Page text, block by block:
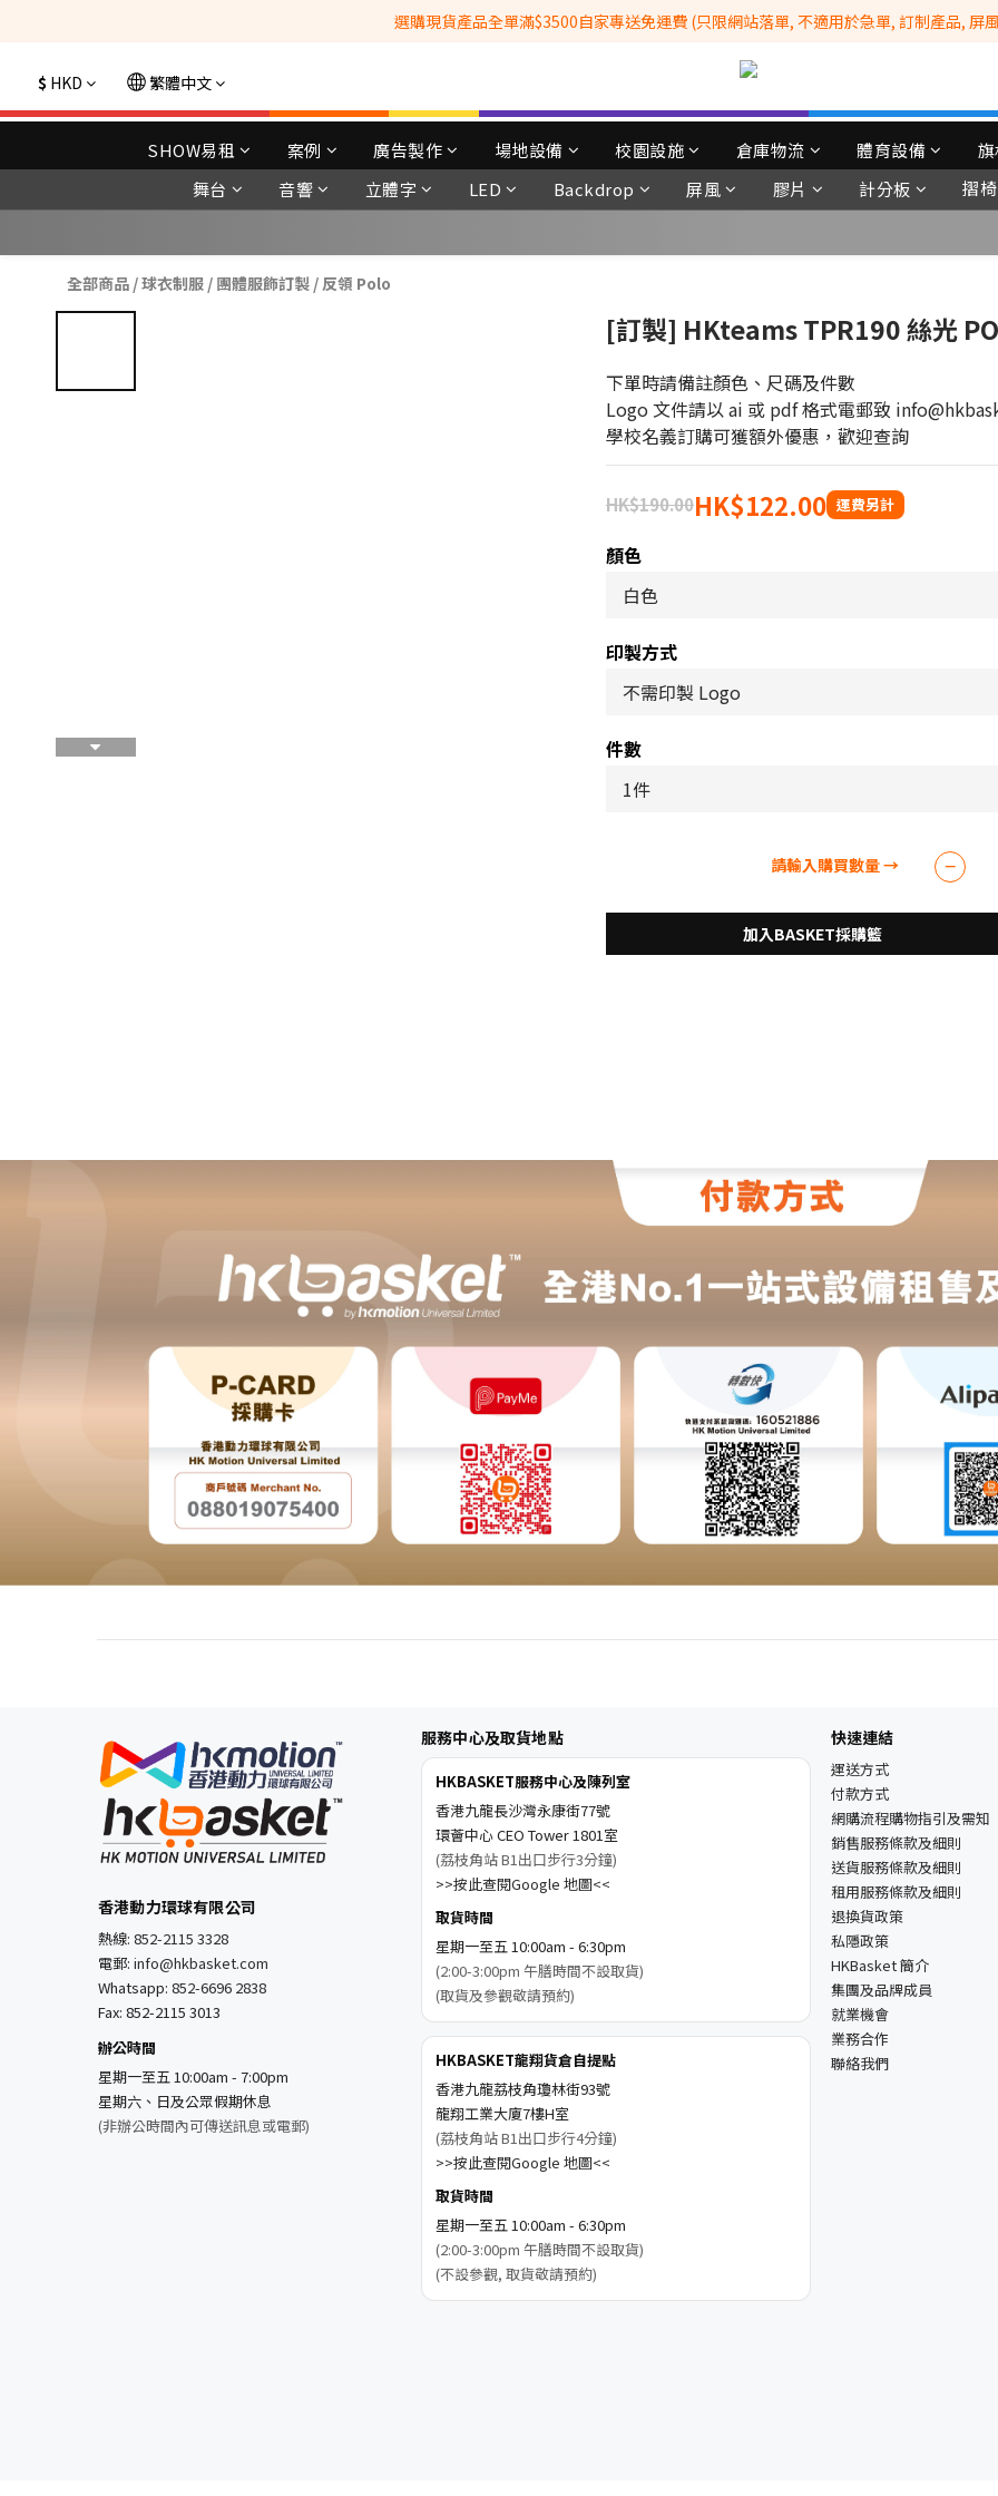
全港No.1一站式設備租售及採購服務供應商
選購現貨產品全單滿$3500自家專送免運費 (只限網站落單, 不適用於急單, 訂制產品, 屏
Whatsapp: 66962838 | 電話: 21153328 | 報價: info@hkbasket.com
全港No.1一站式設備租售及採購服務供應商
$ HKD 繁體中文
SHOW易租 案例 廣告製作 場地設備 校園設施 倉庫物流 體育設備
舞台
音響 立體字 LED Backdrop 屏風 膠片 計分板 摺椅
全部商品 /球衣制服 / 團體服飾訂製 /反領 Polo
[訂製] HKteams TPR190 絲光
下單時請備註顏色、尺碼及件數
Logo 文件請以 ai 或 pdf 格式電郵致
學校名義訂購可獲額外優惠，歡迎查詢
HK$190.00HK$122.00
顏色
印製方式
件數
香港動力環球有限公司
熱線: 852-2115 3328
電郵: info@hkbasket.com
Whatsapp: 852-6696 2838
Fax: 852-2115 3013
辦公時間
星期一至五 10:00am - 7:00pm
星期六、日及公眾假期休息
(非辦公時間內可傳送訊息或電郵)
服務中心及取貨地點
HKBASKET服務中心及陳列室
香港九龍長沙灣永康街77號
環薈中心 CEO Tower 1801室
(荔枝角站 B1出口步行3分鐘)
>>按此查閱Google 地圖<<
取貨時間
星期一至五 10:00am - 6:30pm
(2:00-3:00pm 午膳時間不設取貨)
(取貨及參觀敬請預約)
HKBASKET龍翔貨倉自提點
香港九龍荔枝角瓊林街93號
龍翔工業大廈7樓H室
(荔枝角站 B1出口步行4分鐘)
>>按此查閱Google 地圖<<
取貨時間
星期一至五 10:00am - 6:30pm
(2:00-3:00pm 午膳時間不設取貨)
(不設參觀, 取貨敬請預約)
快速連結
運送方式
付款方式
網購流程購物指引及需知
銷售服務條款及細則
送貨服務條款及細則
租用服務條款及細則
退換貨政策
私隱政策
HKBasket 簡介
集團及品牌成員
就業機會
業務合作
聯絡我們